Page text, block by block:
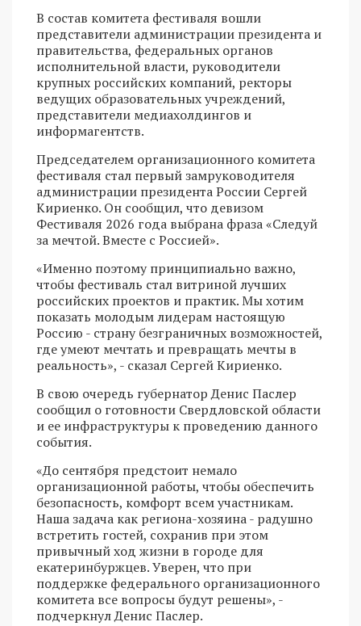
В состав комитета фестиваля вошли
представители администрации президента и
правительства, федеральных органов
исполнительной власти, руководители
крупных российских компаний, ректоры
ведущих образовательных учреждений,
представители медиахолдингов и
информагентств.
Председателем организационного комитета
фестиваля стал первый замруководителя
администрации президента России Сергей
Кириенко. Он сообщил, что девизом
Фестиваля 2026 года выбрана фраза «Следуй
за мечтой. Вместе с Россией».
«Именно поэтому принципиально важно,
чтобы фестиваль стал витриной лучших
российских проектов и практик. Мы хотим
показать молодым лидерам настоящую
Россию - страну безграничных возможностей,
где умеют мечтать и превращать мечты в
реальность», - сказал Сергей Кириенко.
В свою очередь губернатор Денис Паслер
сообщил о готовности Свердловской области
и ее инфраструктуры к проведению данного
события.
«До сентября предстоит немало
организационной работы, чтобы обеспечить
безопасность, комфорт всем участникам.
Наша задача как региона-хозяина - радушно
встретить гостей, сохранив при этом
привычный ход жизни в городе для
екатеринбуржцев. Уверен, что при
поддержке федерального организационного
комитета все вопросы будут решены», -
подчеркнул Денис Паслер.